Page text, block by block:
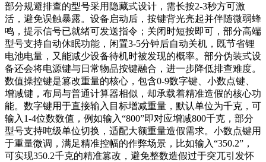
部分规避排查的型号采用隐藏式设计，需长按2-3秒方可激
活，避免误触暴露。设备启动后，按键背光亮起并伴随微弱蜂
鸣，提示信号已就绪可发送指令；关闭时短按即可，部分高端
型号支持自动休眠功能，闲置3-5分钟后自动关机，既节省锂
电池电量，又能减少设备待机时被发现的概率。部分伪装式设
备还会将电源键与日常物品按键融合，进一步降低排查难度。
数值操控键是篡改重量的核心，包含0-9数字键、小数点键、
增减键，布局与普通计算器相似，却承载着精准造假的核心功
能。数字键用于直接输入目标增减重量，默认单位为千克，可
输入1-4位数数值，例如输入“800”即对应增减800千克，部分
型号支持吨级单位切换，适配大额重量造假需求。小数点键用
于重量微调，满足精准控幅的作弊场景，比如输入“350.2”，
可实现350.2千克的精准篡改，避免整数造假过于突兀引发怀